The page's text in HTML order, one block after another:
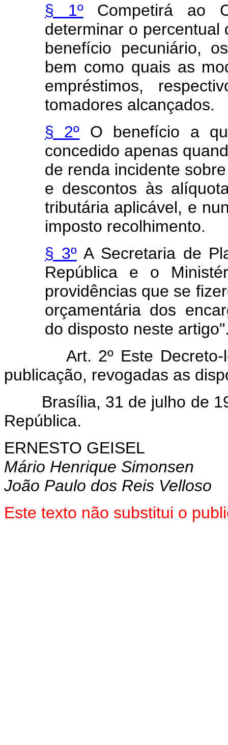
§ 1ºCompetirá ao
determinar o
benefício pecuniário,
bem como quais as
empréstimos,
tomadores alcançados.
§ 2º O benefício a
concedido apenas
de renda incidente
e descontos às
tributária aplicável, e
imposto recolhimento.
§ 3ºA Secretaria de
República e o
providências que se
orçamentária dos
do disposto neste
Art. 2º Este Decreto-lei
publicação, revogadas as
Brasília, 31 de julho de
República.
ERNESTO GEISEL
Mário Henrique Simonsen
João Paulo dos Reis Velloso
Este texto não substitui o